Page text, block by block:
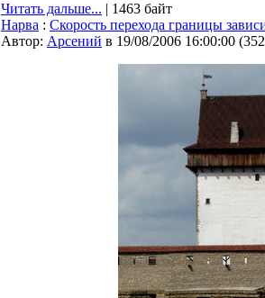
Читать дальше... | 1463 байт
Нарва : Скорость перехода границы
Автор: Арсений в 19/08/2006 16:00:00 (